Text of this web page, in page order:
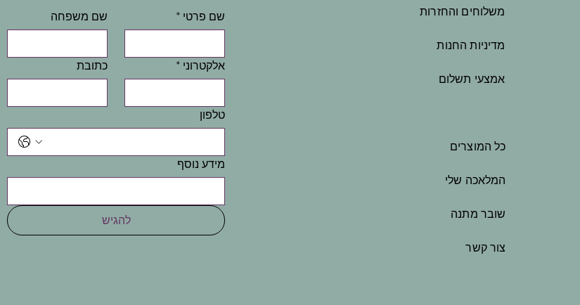
שם פרטי * שם משפחה
אלקטרוני * כתובת
טלפון
מידע נוסף
להגיש
משלוחים והחזרות
מדיניות החנות
אמצעי תשלום
כל המוצרים
המלאכה שלי
שובר מתנה
צור קשר